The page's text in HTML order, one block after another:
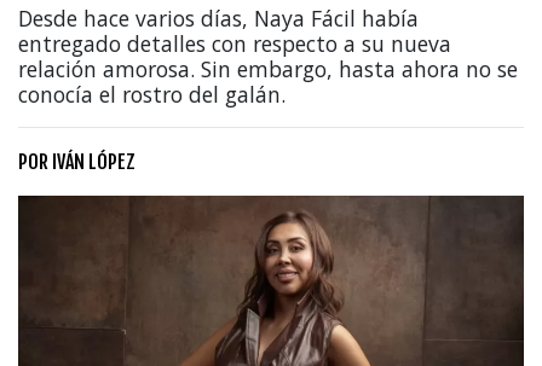
Desde hace varios días, Naya Fácil había
entregado detalles con respecto a su nueva
relación amorosa. Sin embargo, hasta ahora no se
conocía el rostro del galán.
POR IVÁN LÓPEZ